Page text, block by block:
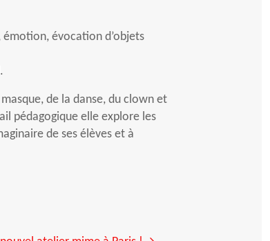
évocation d’objets
de la danse, du clown et
pédagogique elle explore les
de ses élèves et à